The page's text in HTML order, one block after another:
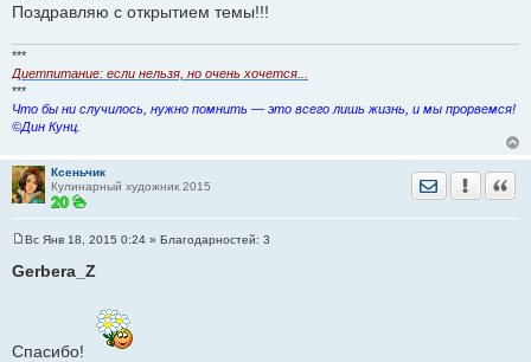
е
и
Поздравляю с открытием темы!!!
***
Диетпитание: если нельзя, но очень хочется...
***
Что бы ни случилось, нужно помнить — это всего лишь жизнь, и мы прорвемся!
©Дин Кунц.
Ксеньчик
Кулинарный художник 2015
Отправить
о
и
Вс Янв 18, 2015 0:24 » Благодарностей: 3
Gerbera_Z
Спасибо!